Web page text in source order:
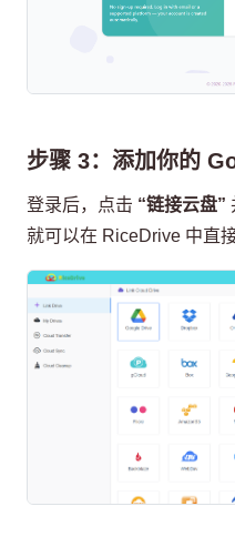
步骤 3：添加你的
登录后，点击 “链接云盘”
就可以在 RiceDrive 中直